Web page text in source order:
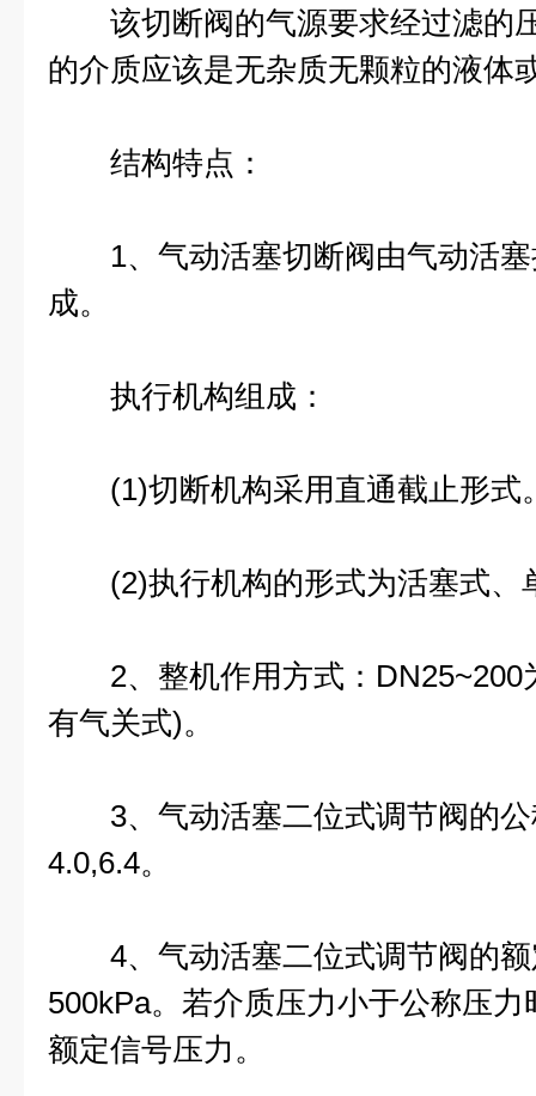
该切断阀的气源要求经过滤的
的介质应该是无杂质无颗粒的液体
结构特点：
1、气动活塞切断阀由气动活塞
成。
执行机构组成：
(1)切断机构采用直通截止形式
(2)执行机构的形式为活塞式、
2、整机作用方式：DN25~200
有气关式)。
3、气动活塞二位式调节阀的公
4.0,6.4。
4、气动活塞二位式调节阀的额
500kPa。若介质压力小于公称压
额定信号压力。